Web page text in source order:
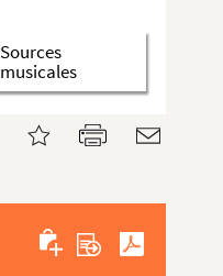
Sources
musicales